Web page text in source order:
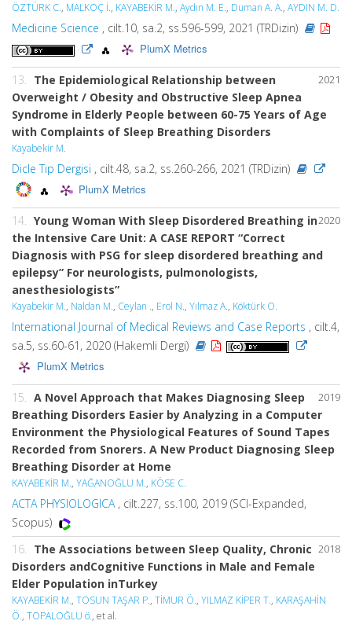
ÖZTÜRK C., MALKOÇ İ., KAYABEKİR M., Aydın M. E., Duman A. A., AYDIN M. D.
Medicine Science , cilt.10, sa.2, ss.596-599, 2021 (TRDizin)
PlumX Metrics
2021
13. The Epidemiological Relationship between
Overweight / Obesity and Obstructive Sleep Apnea
Syndrome in Elderly People between 60-75 Years of Age
with Complaints of Sleep Breathing Disorders
Kayabekir M.
Dicle Tıp Dergisi , cilt.48, sa.2, ss.260-266, 2021 (TRDizin)
PlumX Metrics
2020
14. Young Woman With Sleep Disordered Breathing in
the Intensive Care Unit: A CASE REPORT “Correct
Diagnosis with PSG for sleep disordered breathing and
epilepsy” For neurologists, pulmonologists,
anesthesiologists”
Kayabekir M., Naldan M., Ceylan ., Erol N., Yılmaz A., Köktürk O.
International Journal of Medical Reviews and Case Reports , cilt.4,
sa.5, ss.60-61, 2020 (Hakemli Dergi)
PlumX Metrics
2019
15. A Novel Approach that Makes Diagnosing Sleep
Breathing Disorders Easier by Analyzing in a Computer
Environment the Physiological Features of Sound Tapes
Recorded from Snorers. A New Product Diagnosing Sleep
Breathing Disorder at Home
KAYABEKİR M., YAĞANOĞLU M., KÖSE C.
ACTA PHYSIOLOGICA, cilt.227, ss.100, 2019 (SCI-Expanded,
Scopus)
2018
16. The Associations between Sleep Quality, Chronic
Disorders andCognitive Functions in Male and Female
Elder Population inTurkey
KAYABEKİR M., TOSUN TAŞAR P., TİMUR Ö., YILMAZ KİPER T., KARAŞAHİN
Ö., TOPALOĞLU ö., et al.